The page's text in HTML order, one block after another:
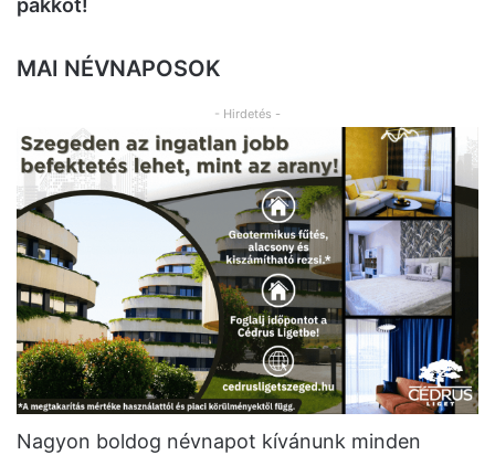
pakkot!
MAI NÉVNAPOSOK
- Hirdetés -
Nagyon boldog névnapot kívánunk minden